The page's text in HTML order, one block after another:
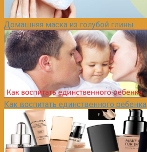
Домашняя маска из голубой глины
Как воспитать единственного ребенка